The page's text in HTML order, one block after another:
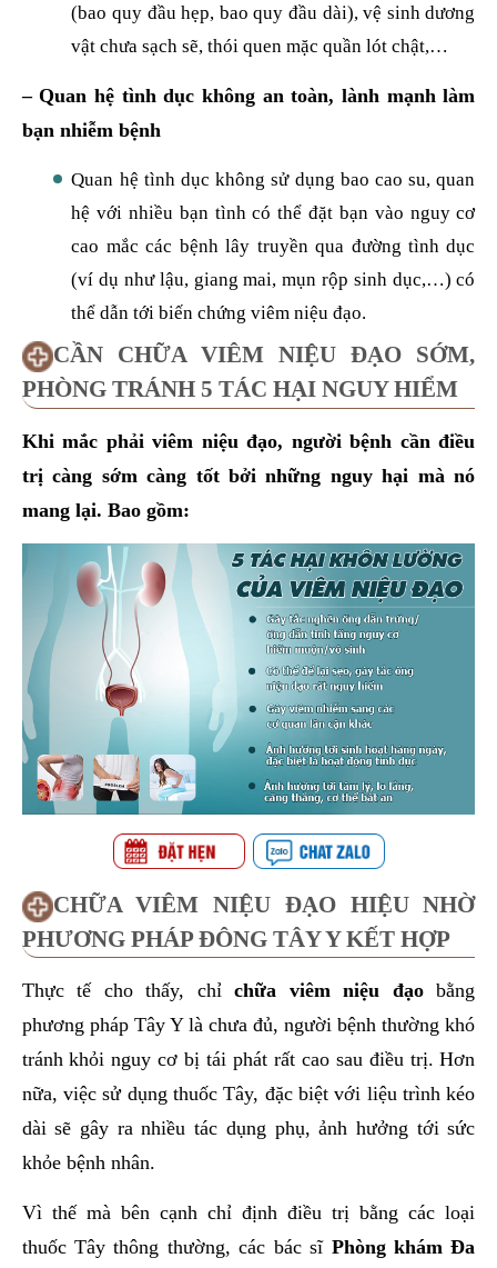
(bao quy đầu hẹp, bao quy đầu dài), vệ sinh dương
vật chưa sạch sẽ, thói quen mặc quần lót chật,…
– Quan hệ tình dục không an toàn, lành mạnh làm
bạn nhiễm bệnh
Quan hệ tình dục không sử dụng bao cao su, quan
hệ với nhiều bạn tình có thể đặt bạn vào nguy cơ
cao mắc các bệnh lây truyền qua đường tình dục
(ví dụ như lậu, giang mai, mụn rộp sinh dục,…) có
thể dẫn tới biến chứng viêm niệu đạo.
CẦN CHỮA VIÊM NIỆU ĐẠO SỚM,
PHÒNG TRÁNH 5 TÁC HẠI NGUY HIỂM
Khi mắc phải viêm niệu đạo, người bệnh cần điều
trị càng sớm càng tốt bởi những nguy hại mà nó
mang lại. Bao gồm:
CHỮA VIÊM NIỆU ĐẠO HIỆU NHỜ
PHƯƠNG PHÁP ĐÔNG TÂY Y KẾT HỢP
Thực tế cho thấy, chỉchữa viêm niệu đạobằng
phương pháp Tây Y là chưa đủ, người bệnh thường khó
tránh khỏi nguy cơ bị tái phát rất cao sau điều trị. Hơn
nữa, việc sử dụng thuốc Tây, đặc biệt với liệu trình kéo
dài sẽ gây ra nhiều tác dụng phụ, ảnh hưởng tới sức
khỏe bệnh nhân.
Vì thế mà bên cạnh chỉ định điều trị bằng các loại
thuốc Tây thông thường, các bác sĩ Phòng khám Đa